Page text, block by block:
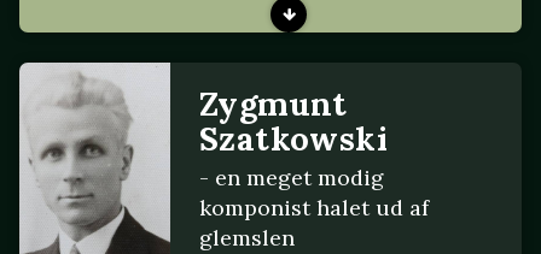
Zygmunt
Szatkowski
- en meget modig
komponist halet ud af
glemslen